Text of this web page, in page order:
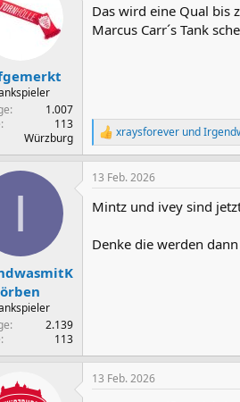
i
o
1.007
113
Würzburg
Das wird eine Qual bis
Marcus Carr´s Tank
R
e
a
k
i
n
e
xraysforever und
I
örben
2.139
113
13 Feb. 2026
Mintz und ivey sind
Denke die werden
13 Feb. 2026